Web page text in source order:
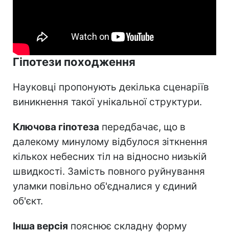
Гіпотези походження
Науковці пропонують декілька сценаріїв
виникнення такої унікальної структури.
Ключова гіпотеза передбачає, що в
далекому минулому відбулося зіткнення
кількох небесних тіл на відносно низькій
швидкості. Замість повного руйнування
уламки повільно об'єдналися у єдиний
об'єкт.
Інша версія пояснює складну форму